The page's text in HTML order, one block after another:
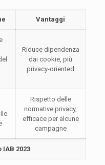
Vantaggi
Riduce dipendenza
dai cookie, più
privacy-oriented
Rispetto delle
normative privacy,
efficace per alcune
campagne
IAB 2023